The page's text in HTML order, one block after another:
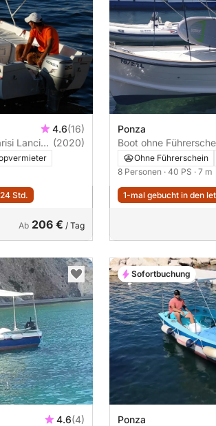
4.6(16)
(2020)
Std.
Ab 206 € / Tag
Ponza
Boot ohne Führerschein Zottola
21 40PS
Ohne Führerschein
8 Personen · 40 PS · 7 m
1-mal gebucht in den
4.6(4)
Ponza
Sofortbuchung